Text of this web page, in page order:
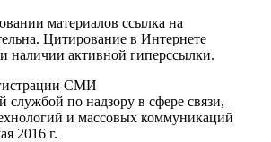
материалов ссылка на
Цитирование в Интернете
наличии активной гиперссылки.
СМИ
службой по надзору в сфере связи,
и массовых коммуникаций
2016 г.